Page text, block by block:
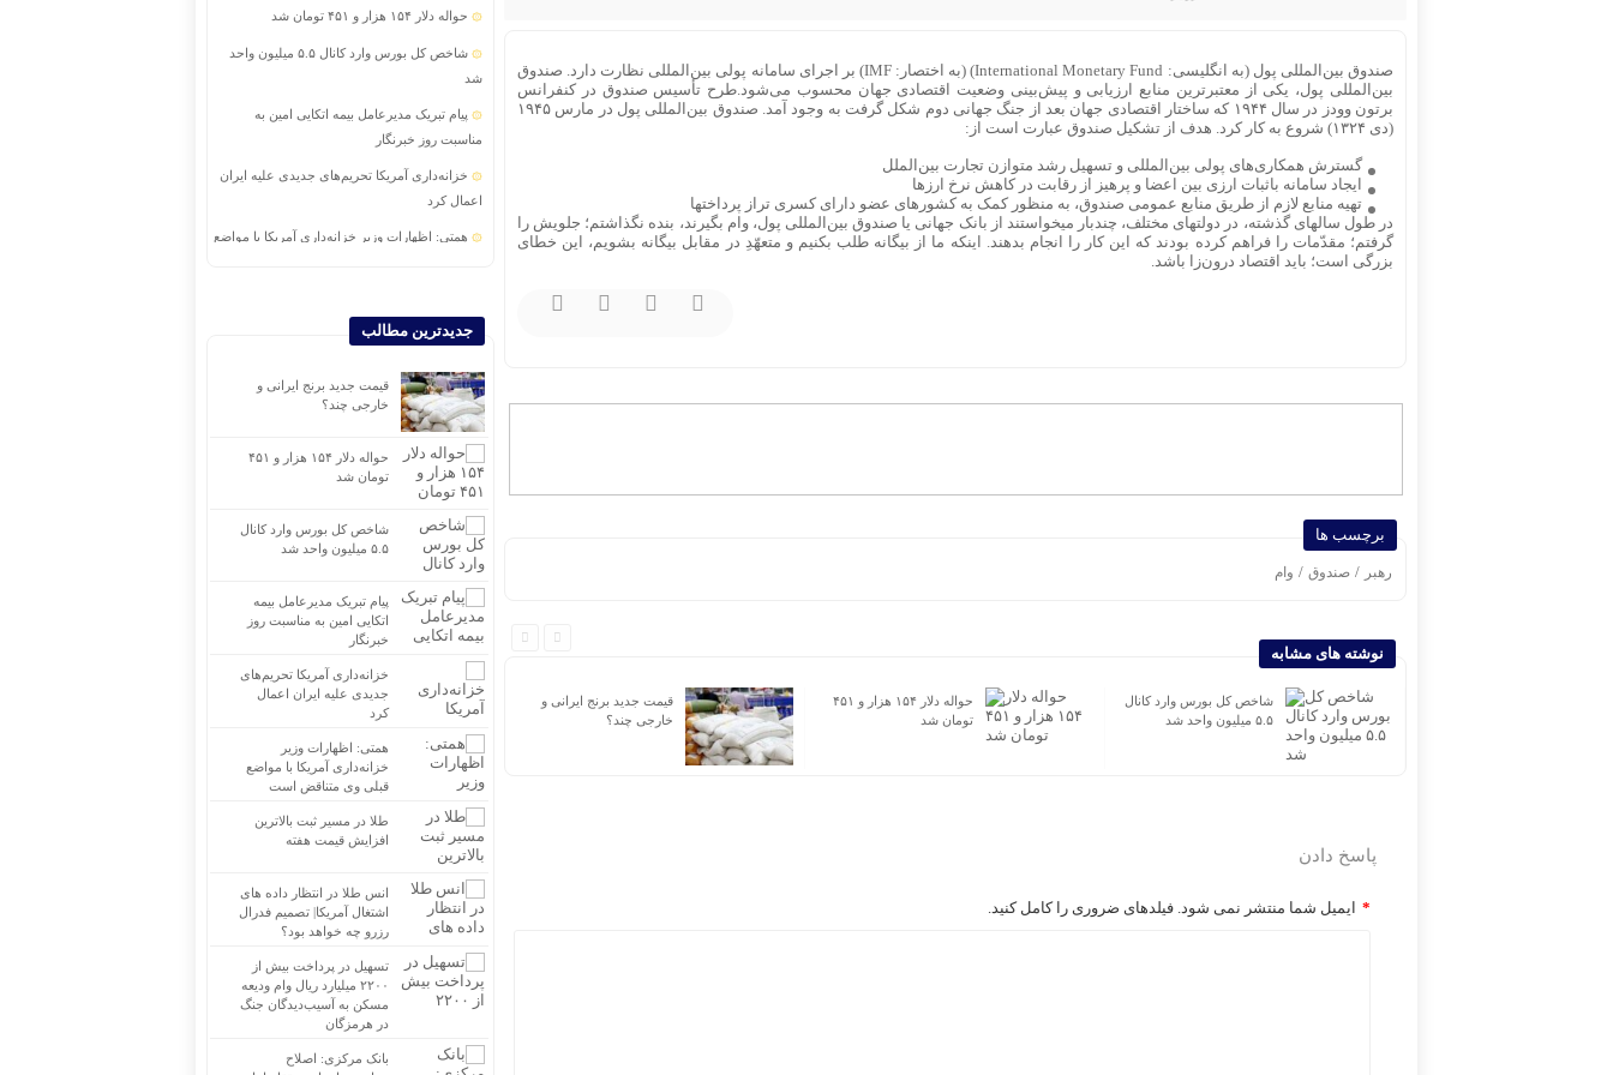
صندوق بین‌المللی پول (به انگلیسی: International Monetary Fund) (به اختصار: IMF) بر اجرای سامانه پولی بین‌المللی نظارت دارد. صندوق
بین‌المللی پول، یکی از معتبرترین منابع ارزیابی و پیش‌بینی وضعیت اقتصادی جهان محسوب می‌شود.طرح تأسیس صندوق در کنفرانس
برتون وودز در سال ۱۹۴۴ که ساختار اقتصادی جهان بعد از جنگ جهانی دوم شکل گرفت به وجود آمد. صندوق بین‌المللی پول در مارس ۱۹۴۵
(دی ۱۳۲۴) شروع به کار کرد. هدف از تشکیل صندوق عبارت است از:
گسترش همکاری‌های پولی بین‌المللی و تسهیل رشد متوازن تجارت بین‌الملل
ایجاد سامانه باثبات ارزی بین اعضا و پرهیز از رقابت در کاهش نرخ ارزها
تهیه منابع لازم از طریق منابع عمومی صندوق، به منظور کمک به کشورهای عضو دارای کسری تراز پرداختها
در طول سالهای گذشته، در دولتهای مختلف، چندبار میخواستند از بانک جهانی یا صندوق بین‌المللی پول، وام بگیرند، بنده نگذاشتم؛ جلویش را
گرفتم؛ مقدّمات را فراهم کرده بودند که این کار را انجام بدهند. اینکه ما از بیگانه طلب بکنیم و متعهّدِ در مقابل بیگانه بشویم، این خطای
بزرگی است؛ باید اقتصاد درون‌زا باشد.
برچسب ها
رهبر / صندوق / وام
نوشته های مشابه
قیمت جدید برنج ایرانی و
خارجی چند؟
حواله دلار ۱۵۴ هزار و ۴۵۱
تومان شد
شاخص کل بورس وارد کانال
۵.۵ میلیون واحد شد
پاسخ دادن
ایمیل شما منتشر نمی شود. فیلدهای ضروری را کامل کنید. *
حواله دلار ۱۵۴ هزار و ۴۵۱ تومان شد
شاخص کل بورس وارد کانال ۵.۵ میلیون واحد
شد
پیام تبریک مدیرعامل بیمه اتکایی امین به
مناسبت روز خبرنگار
خزانه‌داری آمریکا تحریم‌های جدیدی علیه ایران
اعمال کرد
همتی: اظهارات وزیر خزانه‌داری آمریکا با مواضع
انس طلا در انتظار داده های اشتغال آمریکا|
تسهیل در پرداخت بیش از ۲۲۰۰ میلیارد ریال وام
ودیعه مسکن به آسیب‌دیدگان جنگ در هرمزگان
جدیدترین مطالب
قیمت جدید برنج ایرانی و
خارجی چند؟
حواله دلار ۱۵۴ هزار و ۴۵۱
تومان شد
شاخص کل بورس وارد کانال
۵.۵ میلیون واحد شد
پیام تبریک مدیرعامل بیمه
اتکایی امین به مناسبت روز
خبرنگار
خزانه‌داری آمریکا تحریم‌های
جدیدی علیه ایران اعمال
کرد
همتی: اظهارات وزیر
خزانه‌داری آمریکا با مواضع
قبلی وی متناقض است
طلا در مسیر ثبت بالاترین
افزایش قیمت هفته
انس طلا در انتظار داده های
اشتغال آمریکا| تصمیم فدرال
رزرو چه خواهد بود؟
تسهیل در پرداخت بیش از
۲۲۰۰ میلیارد ریال وام ودیعه
مسکن به آسیب‌دیدگان جنگ
در هرمزگان
بانک مرکزی: اصلاح